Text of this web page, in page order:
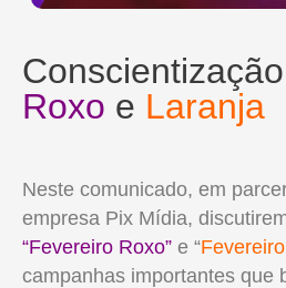
Roxo e Laranja
Neste comunicado, em
empresa Pix Mídia,
“Fevereiro Roxo” e “
campanhas importantes que